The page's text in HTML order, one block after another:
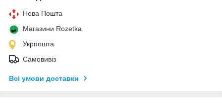
Нова Пошта
Магазини Rozetka
Укрпошта
Самовивіз
Всі умови доставки